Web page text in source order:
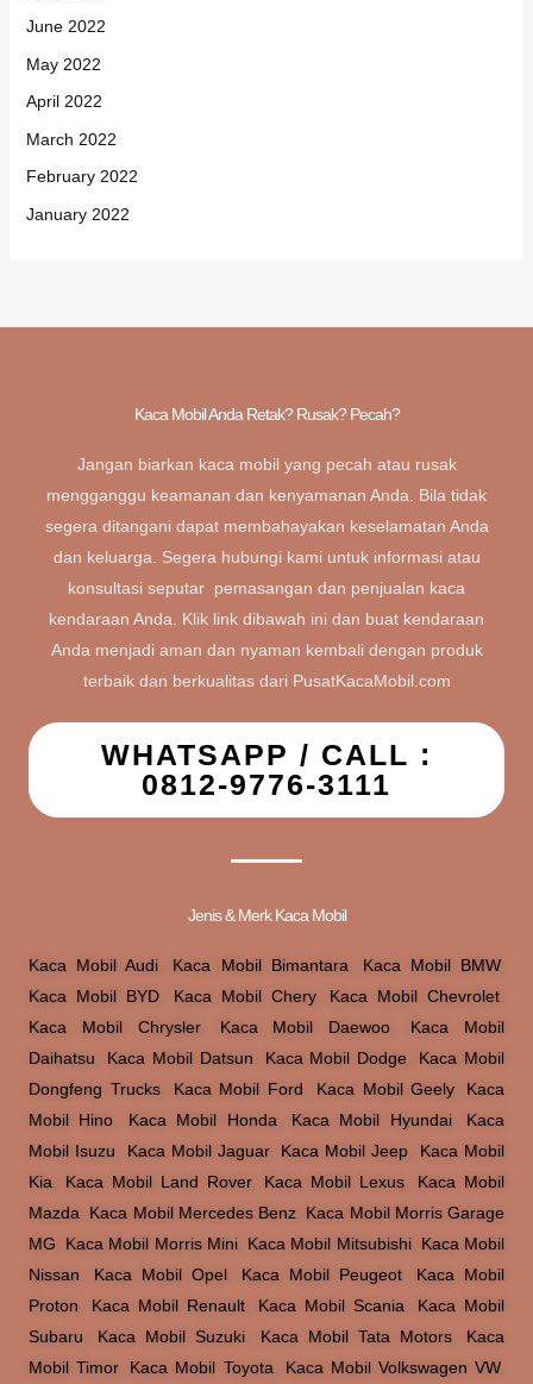
June 2022
May 2022
April 2022
March 2022
February 2022
January 2022
Kaca Mobil Anda Retak? Rusak? Pecah?
Jangan biarkan kaca mobil yang pecah atau rusak
mengganggu keamanan dan kenyamanan Anda. Bila tidak
segera ditangani dapat membahayakan keselamatan Anda
dan keluarga. Segera hubungi kami untuk informasi atau
konsultasi seputar pemasangan dan penjualan kaca
kendaraan Anda. Klik link dibawah ini dan buat kendaraan
Anda menjadi aman dan nyaman kembali dengan produk
terbaik dan berkualitas dari PusatKacaMobil.com
WHATSAPP / CALL :
0812-9776-3111
Jenis & Merk Kaca Mobil
Kaca Mobil Audi Kaca Mobil Bimantara Kaca Mobil BMW,
Kaca Mobil BYD
Kaca Mobil Chery, Kaca Mobil Chevrolet
Kaca Mobil Chrysler, Kaca Mobil Daewoo
Kaca Mobil
Daihatsu
Kaca Mobil Datsun Kaca Mobil Dodge
Kaca Mobil
Dongfeng Trucks, Kaca Mobil Ford Kaca Mobil Geely, Kaca
Mobil Hino
Kaca Mobil Honda Kaca Mobil Hyundai, Kaca
Mobil Isuzu
Kaca Mobil Jaguar, Kaca Mobil Jeep
Kaca Mobil
Kia
Kaca Mobil Land Rover, Kaca Mobil Lexus
Kaca Mobil
Mazda
Kaca Mobil Mercedes Benz Kaca Mobil Morris Garage
MG
Kaca Mobil Morris Mini, Kaca Mobil Mitsubishi, Kaca Mobil
Nissan
Kaca Mobil Opel Kaca Mobil Peugeot
Kaca Mobil
Proton
Kaca Mobil Renault Kaca Mobil Scania
Kaca Mobil
Subaru
Kaca Mobil Suzuki Kaca Mobil Tata Motors, Kaca
Mobil Timor, Kaca Mobil Toyota Kaca Mobil Volkswagen VW,